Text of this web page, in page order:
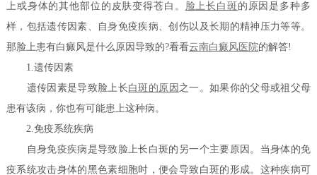
上或身体的其他部位的皮肤变得苍白。 脸上长白斑 的原因是多种多
样，包括遗传因素、自身免疫疾病、创伤以及长期的精神压力等等。
那脸上患有白癜风是什么原因导致的?看看云南白癜风医院的解答!
1.遗传因素
遗传因素是导致脸上长白斑的原因 之一。如果你的父母或祖父母
患有该病，你也有可能患上这种病。
2.免疫系统疾病
自身免疫疾病是导致脸上长白斑的另一个主要原因。当身体的免
疫系统攻击身体的黑色素细胞时，便会导致白斑的形成。这种疾病可